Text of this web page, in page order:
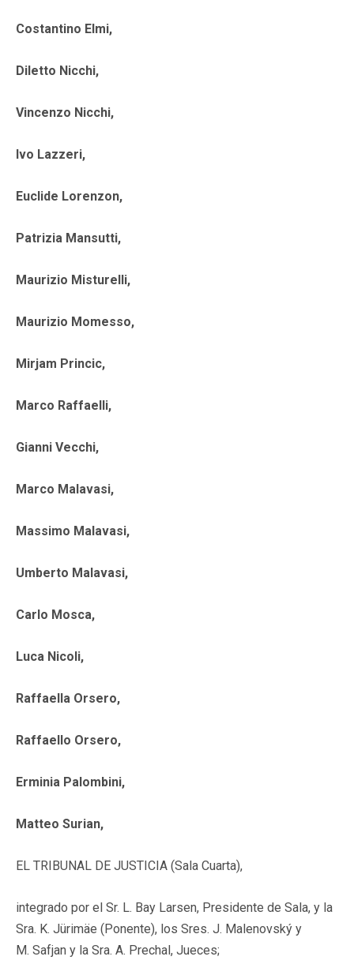
Costantino Elmi,
Diletto Nicchi,
Vincenzo Nicchi,
Ivo Lazzeri,
Euclide Lorenzon,
Patrizia Mansutti,
Maurizio Misturelli,
Maurizio Momesso,
Mirjam Princic,
Marco Raffaelli,
Gianni Vecchi,
Marco Malavasi,
Massimo Malavasi,
Umberto Malavasi,
Carlo Mosca,
Luca Nicoli,
Raffaella Orsero,
Raffaello Orsero,
Erminia Palombini,
Matteo Surian,
EL TRIBUNAL DE JUSTICIA (Sala Cuarta),
integrado por el Sr. L. Bay Larsen, Presidente de Sala, y la
Sra. K. Jürimäe (Ponente), los Sres. J. Malenovský y
M. Safjan y la Sra. A. Prechal, Jueces;